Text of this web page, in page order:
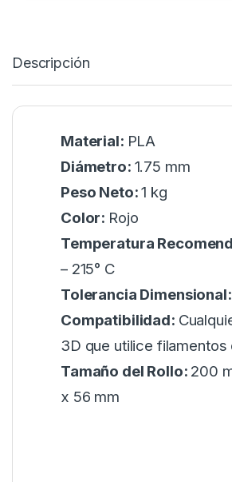
Descripción
Material: PLA
Diámetro: 1.75 mm
Peso Neto:1 kg
Color: Rojo
Temperatura
– 215° C
Tolerancia Dimensional:
Compatibilidad:
3D que utilice filamentos
Tamaño del Rollo: 200
x 56 mm